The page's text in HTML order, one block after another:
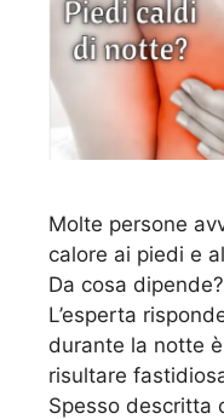
Molte persone
calore ai piedi e
Da cosa
L’esperta
durante la notte
risultare
Spesso descritta